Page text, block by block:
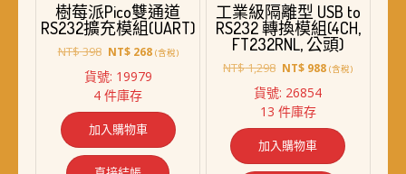
樹莓派Pico雙通道
RS232擴充模組(UART)
NT$398 原
價
格：
NT$ 398。
NT$268目
價
NT$ 268。
(含稅)
貨號: 19979
4 件庫存
加入購物車
工業級隔離型 USB to
RS232 轉換模組(4CH,
FT232RNL, 公頭)
NT$1,298 原
價
格：
NT$ 1,298。
NT$ 988目
NT$ 988。
(含稅)
貨號: 26854
13 件庫存
加入購物車